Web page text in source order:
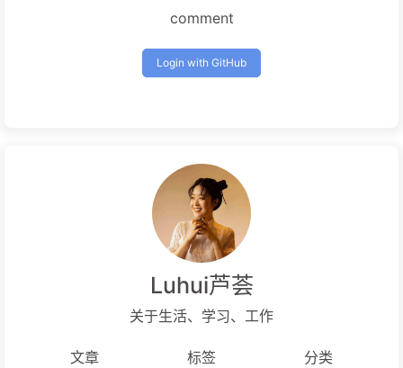
comment
Login with GitHub
Luhui芦荟
关于生活、学习、工作
文章 标签 分类